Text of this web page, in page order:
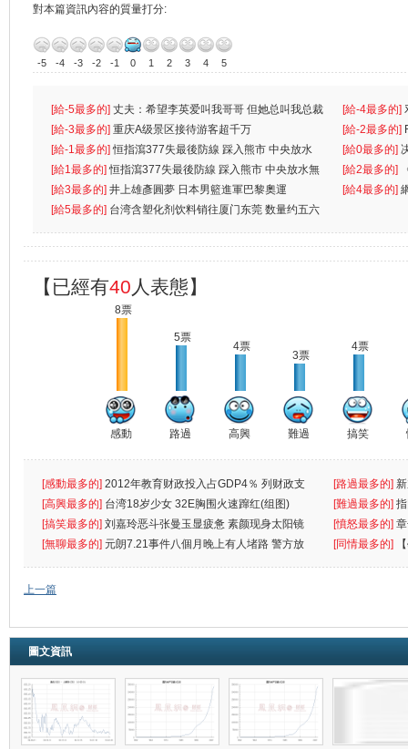
對本篇資訊內容的質量打分:
-5 -4 -3 -2 -1 0 1 2 3 4 5
[給-5最多的] 丈夫：希望李英爱叫我哥哥 但她总叫我总裁
先
[給-4最多的]
离
[給-3最多的] 重庆A级景区接待游客超千万 [給-2最多的]
[給-1最多的]恒指瀉377失最後防線 踩入熊市 中央放水
無
[給0最多的]
[給1最多的]恒指瀉377失最後防線 踩入熊市 中央放水無 [給2最多的]
[給3最多的] 井上雄彥圓夢 日本男籃進軍巴黎奧運 [給4最多的]
[給5最多的] 台湾含塑化剂饮料销往厦门东莞 数量约五六
【已經有40 人表態】
8票
感動
5票
路過
4票
高興
3票
難過
4票
搞笑
[感動最多的] 2012年教育财政投入占GDP4％ 列财政支
出首位
[路過最多的]
[高興最多的] 台湾18岁少女 32E胸围火速蹿红(组图) [難過最多的]
罪
[搞笑最多的] 刘嘉玲恶斗张曼玉显疲惫 素颜现身太阳镜
遮
[憤怒最多的]
[無聊最多的] 元朗7.21事件八個月晚上有人堵路 警方放
催
[同情最多的]
敗
上一篇
圖文資訊